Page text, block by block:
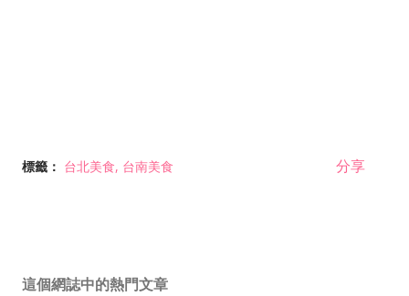
標籤： 台北美食 台南美食 分享
這個網誌中的熱門文章